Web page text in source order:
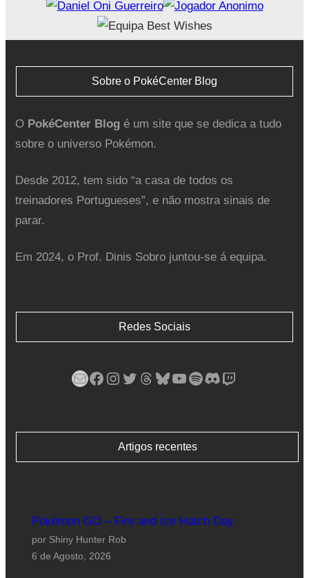
Sobre o PokéCenter Blog
O PokéCenter Blogé um site que se dedica a tudo
sobre o universo Pokémon.
Desde 2012, tem sido “a casa de todos os
treinadores Portugueses”, e não mostra sinais de
parar.
Em 2024, o Prof. Dinis Sobro juntou-se á equipa.
Redes Sociais
Mail Facebook Instagram Twitter Threads Bluesky YouTube Spotify Discord Twitch
Artigos recentes
Pokémon GO – Fire and Ice Hatch Day
por Shiny Hunter Rob
6 de Agosto, 2026